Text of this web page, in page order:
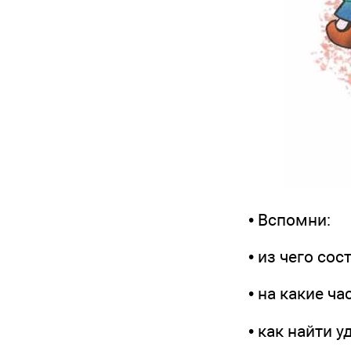
• Вспомни:
• из чего
• на какие
• как найти